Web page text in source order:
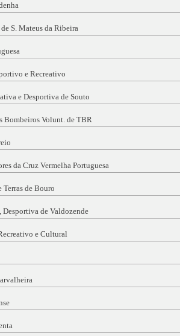
de S. Mateus da Ribeira
e Recreativo
e Desportiva de Souto
Bombeiros Volunt. de TBR
da Cruz Vermelha Portuguesa
de Bouro
de Valdozende
e Cultural